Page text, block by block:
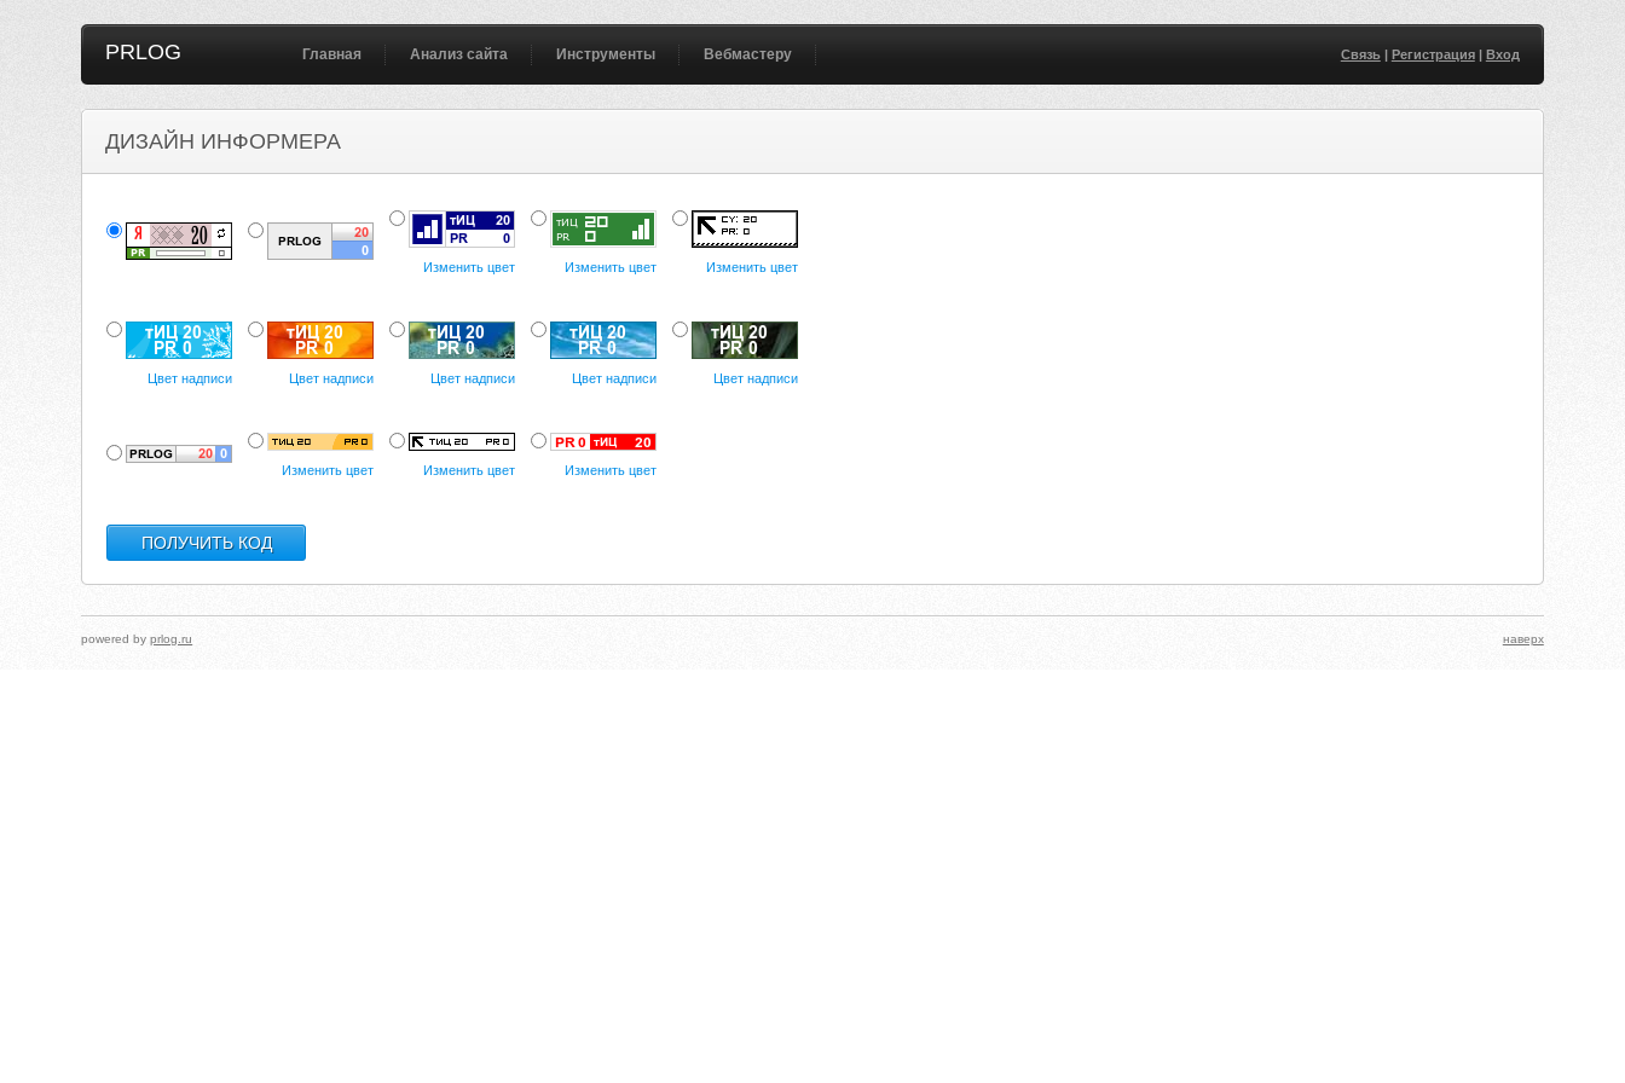
PRLOG Главная Анализ сайта Инструменты Вебмастеру Связь| Регистрация| Вход
ДИЗАЙН ИНФОРМЕРА
Изменить цвет Изменить цвет Изменить цвет
Цвет надписи Цвет надписи Цвет надписи Цвет надписи Цвет надписи
Изменить цвет Изменить цвет Изменить цвет
powered byprlog.ru наверх